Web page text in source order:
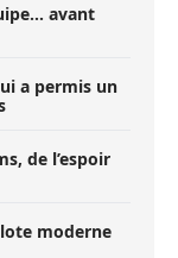
avant
a permis un
de l’espoir
moderne